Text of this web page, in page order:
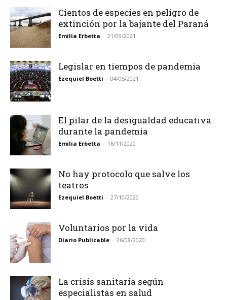
Cientos de especies en peligro de
extinción por la bajante del Paraná
Emilia Erbetta - 21/09/2021
Legislar en tiempos de pandemia
Ezequiel Boetti - 04/05/2021
El pilar de la desigualdad educativa
durante la pandemia
Emilia Erbetta - 16/11/2020
No hay protocolo que salve los
teatros
Ezequiel Boetti - 27/10/2020
Voluntarios por la vida
Diario Publicable - 26/08/2020
La crisis sanitaria según
especialistas en salud